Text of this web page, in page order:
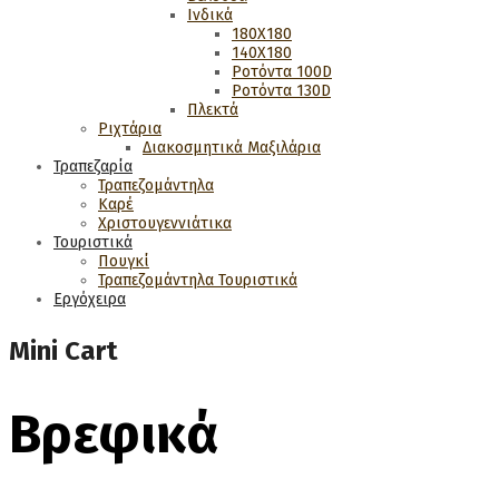
Ινδικά
180Χ180
140Χ180
Ροτόντα 100D
Ροτόντα 130D
Πλεκτά
Ριχτάρια
Διακοσμητικά Μαξιλάρια
Τραπεζαρία
Τραπεζομάντηλα
Καρέ
Χριστουγεννιάτικα
Τουριστικά
Πουγκί
Τραπεζομάντηλα Τουριστικά
Εργόχειρα
Mini Cart
Βρεφικά